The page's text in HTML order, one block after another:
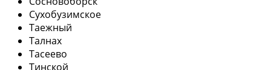
Сухобузимское
Таежный
Талнах
Тасеево
Тинской